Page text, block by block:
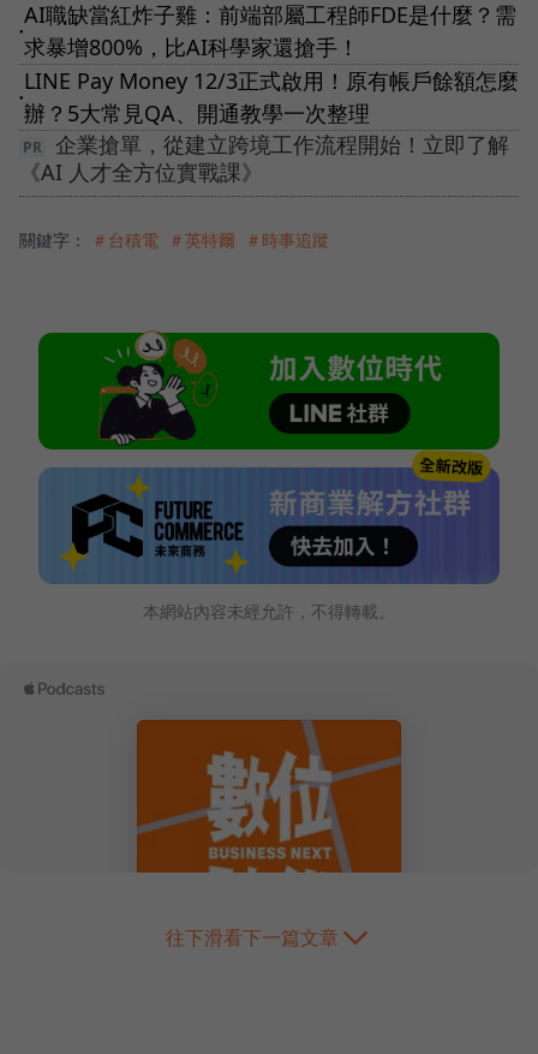
●
AI職缺當紅炸子雞：前端部屬工程師FDE是什麼？需
求暴增800%，比AI科學家還搶手！
●
LINE Pay Money 12/3正式啟用！原有帳戶餘額怎麼
辦？5大常見QA、開通教學一次整理
企業搶單，從建立跨境工作流程開始！立即了解
《AI 人才全方位實戰課》
關鍵字： ＃台積電 ＃英特爾 ＃時事追蹤
本網站內容未經允許，不得轉載。
往下滑看下一篇文章